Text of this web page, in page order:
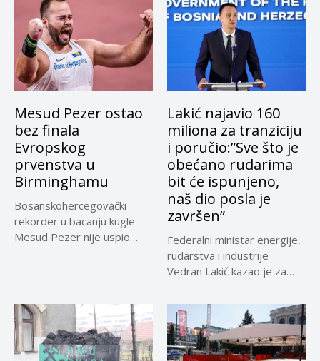
Mesud Pezer ostao
bez finala
Evropskog
prvenstva u
Birminghamu
Bosanskohercegovački
rekorder u bacanju kugle
Mesud Pezer nije uspio
Lakić najavio 160
miliona za tranziciju
i poručio:”Sve što je
obećano rudarima
bit će ispunjeno,
naš dio posla je
završen”
Federalni ministar energije,
rudarstva i industrije
Vedran Lakić kazao je za